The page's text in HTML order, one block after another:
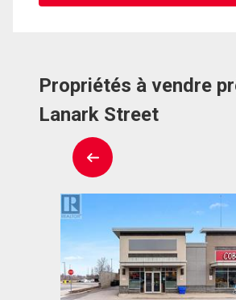
Propriétés à vendre
Lanark Street